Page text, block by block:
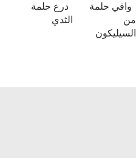
واقي حلمة
من
السيليكون
درع حلمة
الثدي